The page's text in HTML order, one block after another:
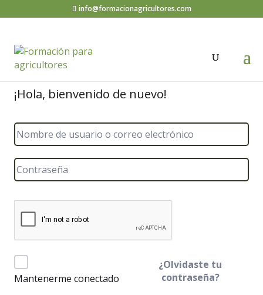
info@formacionagricultores.com
¡Hola, bienvenido de nuevo!
Mantenerme conectado
¿Olvidaste tu
contraseña?